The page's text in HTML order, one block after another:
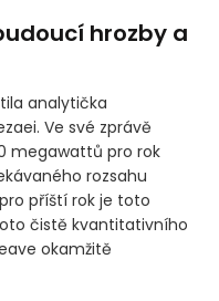
hrozby a
analytička
Ve své zprávě
megawattů pro rok
rozsahu
příští rok je toto
čistě kvantitativního
okamžitě